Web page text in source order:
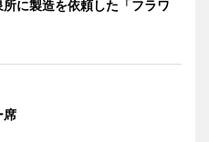
に製造を依頼した「フラワ
席